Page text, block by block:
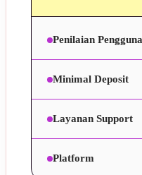
Penilaian Pengguna
Minimal Deposit
Layanan Support
Platform